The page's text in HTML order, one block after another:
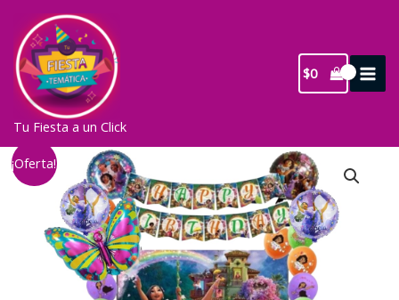
contenido
Tu Fiesta a un Click
$0
¡Oferta!